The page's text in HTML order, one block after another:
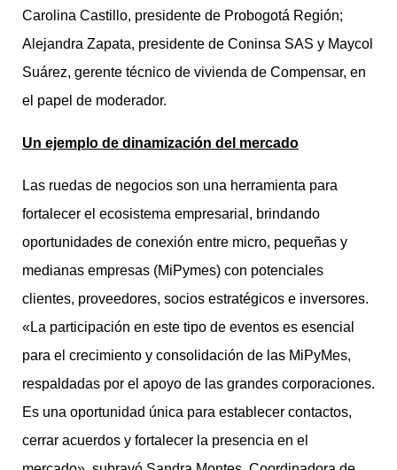
Carolina Castillo, presidente de Probogotá Región;
Alejandra Zapata, presidente de Coninsa SAS y Maycol
Suárez, gerente técnico de vivienda de Compensar, en
el papel de moderador.
Un ejemplo de dinamización del mercado
Las ruedas de negocios son una herramienta para
fortalecer el ecosistema empresarial, brindando
oportunidades de conexión entre micro, pequeñas y
medianas empresas (MiPymes) con potenciales
clientes, proveedores, socios estratégicos e inversores.
«La participación en este tipo de eventos es esencial
para el crecimiento y consolidación de las MiPyMes,
respaldadas por el apoyo de las grandes corporaciones.
Es una oportunidad única para establecer contactos,
cerrar acuerdos y fortalecer la presencia en el